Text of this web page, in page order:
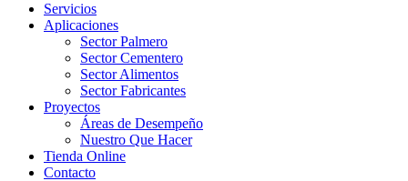
Servicios
Aplicaciones
Sector Palmero
Sector Cementero
Sector Alimentos
Sector Fabricantes
Proyectos
Áreas de Desempeño
Nuestro Que Hacer
Tienda Online
Contacto